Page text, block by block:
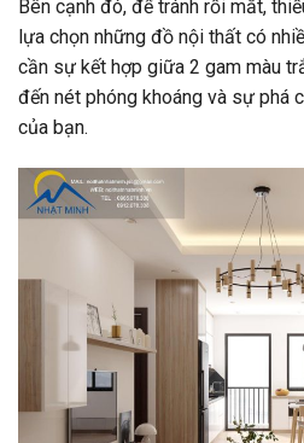
Bên cạnh đó, để tránh rối mắt,
lựa chọn những đồ nội thất có
cần sự kết hợp giữa 2 gam màu
đến nét phóng khoáng và sự phá
của bạn.